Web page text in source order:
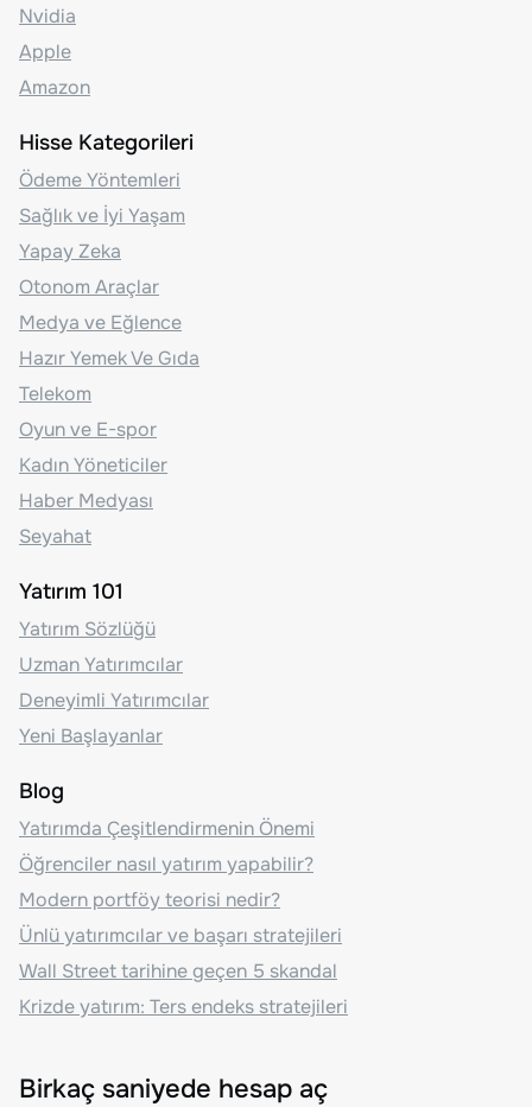
Nvidia
Apple
Amazon
Hisse Kategorileri
Ödeme Yöntemleri
Sağlık ve İyi Yaşam
Yapay Zeka
Otonom Araçlar
Medya ve Eğlence
Hazır Yemek Ve Gıda
Telekom
Oyun ve E-spor
Kadın Yöneticiler
Haber Medyası
Seyahat
Yatırım 101
Yatırım Sözlüğü
Uzman Yatırımcılar
Deneyimli Yatırımcılar
Yeni Başlayanlar
Blog
Yatırımda Çeşitlendirmenin Önemi
Öğrenciler nasıl yatırım yapabilir?
Modern portföy teorisi nedir?
Ünlü yatırımcılar ve başarı stratejileri
Wall Street tarihine geçen 5 skandal
Krizde yatırım: Ters endeks stratejileri
Birkaç saniyede hesap aç